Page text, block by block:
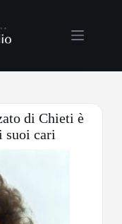
di Chieti è
suoi cari